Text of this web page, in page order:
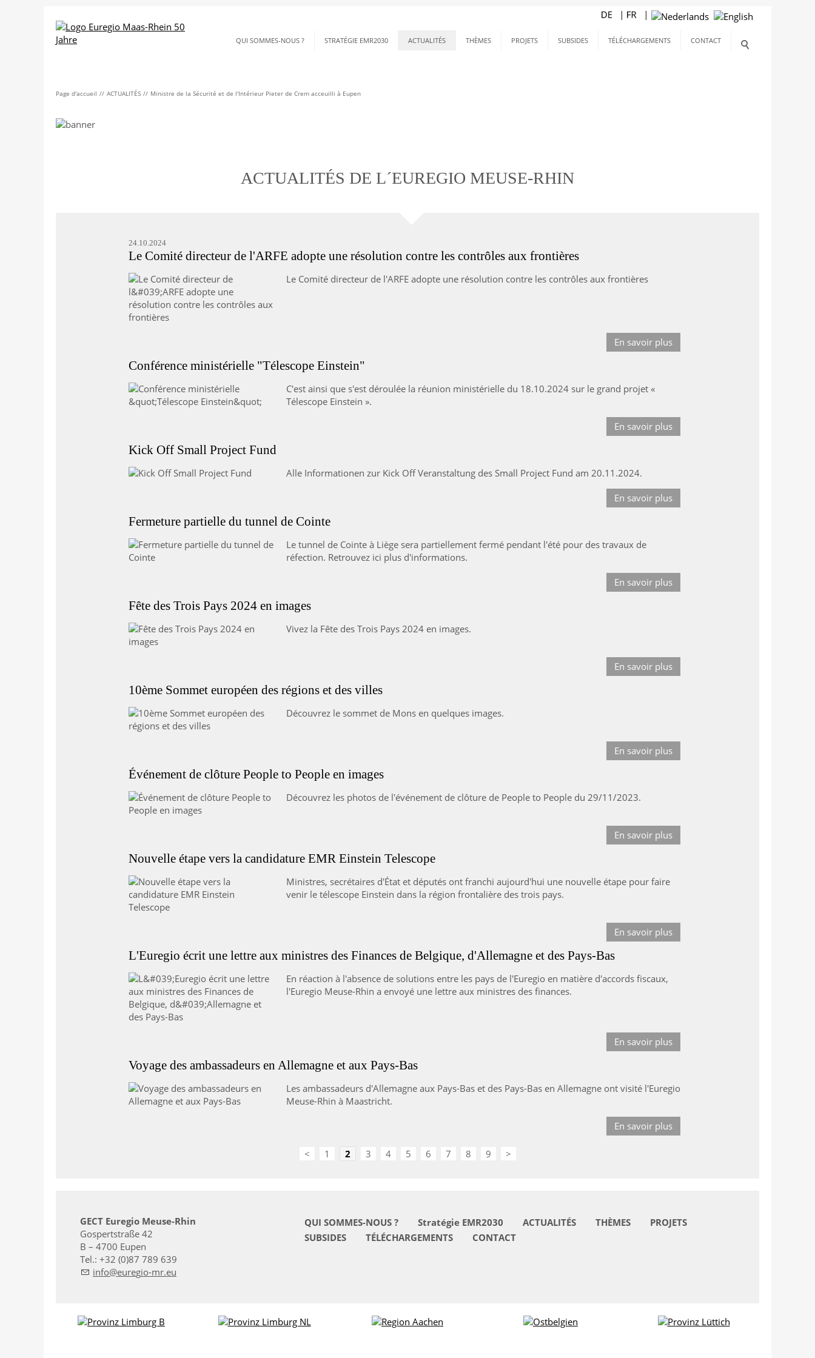
QUI SOMMES-NOUS ? STRATÉGIE EMR2030 ACTUALITÉS THÈMES PROJETS SUBSIDES TÉLÉCHARGEMENTS CONTACT
Page d'accueil ACTUALITÉS Ministre de la Sécurité et de l'Intérieur Pieter de Crem acceuilli à Eupen
ACTUALITÉS DE L´EUREGIO MEUSE-RHIN
24.10.2024
Le Comité directeur de l'ARFE adopte une résolution contre les contrôles aux frontières
Le Comité directeur de l'ARFE adopte une résolution contre les contrôles aux frontières
En savoir plus
Conférence ministérielle "Télescope Einstein"
C'est ainsi que s'est déroulée la réunion ministérielle du 18.10.2024 sur le grand projet «
Télescope Einstein ».
En savoir plus
Kick Off Small Project Fund
Alle Informationen zur Kick Off Veranstaltung des Small Project Fund am 20.11.2024.
En savoir plus
Fermeture partielle du tunnel de Cointe
Le tunnel de Cointe à Liège sera partiellement fermé pendant l'été pour des travaux de
réfection. Retrouvez ici plus d'informations.
En savoir plus
Fête des Trois Pays 2024 en images
Vivez la Fête des Trois Pays 2024 en images.
En savoir plus
10ème Sommet européen des régions et des villes
Découvrez le sommet de Mons en quelques images.
En savoir plus
Événement de clôture People to People en images
Découvrez les photos de l'événement de clôture de People to People du 29/11/2023.
En savoir plus
Nouvelle étape vers la candidature EMR Einstein Telescope
Ministres, secrétaires d'État et députés ont franchi aujourd'hui une nouvelle étape pour faire
venir le télescope Einstein dans la région frontalière des trois pays.
En savoir plus
L'Euregio écrit une lettre aux ministres des Finances de Belgique, d'Allemagne et des Pays-Bas
En réaction à l'absence de solutions entre les pays de l'Euregio en matière d'accords fiscaux,
l'Euregio Meuse-Rhin a envoyé une lettre aux ministres des finances.
En savoir plus
Voyage des ambassadeurs en Allemagne et aux Pays-Bas
Les ambassadeurs d'Allemagne aux Pays-Bas et des Pays-Bas en Allemagne ont visité l'Euregio
Meuse-Rhin à Maastricht.
En savoir plus
< 1 2 3 4 5 6 7 8 9 >
GECT Euregio Meuse-Rhin
Gospertstraße 42
B – 4700 Eupen
Tel.: +32 (0)87 789 639
nf
r g -mr
QUI SOMMES-NOUS ? Stratégie EMR2030 ACTUALITÉS THÈMES
PROJETS
SUBSIDES
TÉLÉCHARGEMENTS CONTACT